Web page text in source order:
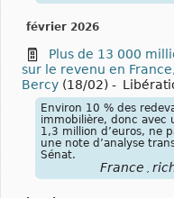
février 2026
Plus de 13 000
sur le revenu en
Bercy (18/02) -
Environ 10 % des
immobilière, donc avec
1,3 million d’euros, ne
une note d’analyse
Sénat.
France ,